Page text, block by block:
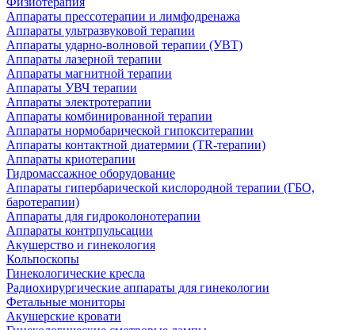
Аппараты прессотерапии и лимфодренажа
Аппараты ультразвуковой терапии
Аппараты ударно-волновой терапии (УВТ)
Аппараты лазерной терапии
Аппараты магнитной терапии
Аппараты УВЧ терапии
Аппараты электротерапии
Аппараты комбинированной терапии
Аппараты нормобарической гипокситерапии
Аппараты контактной диатермии (TR-терапии)
Аппараты криотерапии
Гидромассажное оборудование
Аппараты гипербарической кислородной терапии (ГБО,
баротерапии)
Аппараты для гидроколонотерапии
Аппараты контрпульсации
Акушерство и гинекология
Кольпоскопы
Гинекологические кресла
Радиохирургические аппараты для гинекологии
Фетальные мониторы
Акушерские кровати